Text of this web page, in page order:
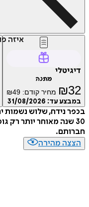
איזה
דיגיטלי
מתנה
₪32 מחיר קודם: ₪49
במבצע עד: 31/08/2026
בכפר נידח, שלוש נשמות
30 שנה מאוחר יותר
חברותם.
הצצה מהירה